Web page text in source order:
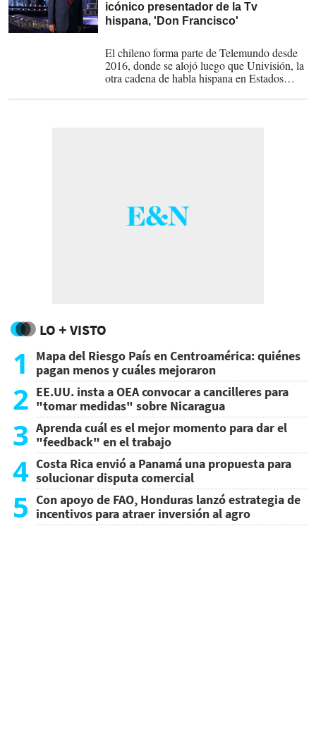
icónico presentador de la Tv
hispana, 'Don Francisco'
El chileno forma parte de Telemundo desde
2016, donde se alojó luego que Univisión, la
otra cadena de habla hispana en Estados
Gigante'. Ahora va a otros proyectos, dice la
LO + VISTO
1
Mapa del Riesgo País en Centroamérica: quiénes
pagan menos y cuáles mejoraron
2 EE.UU. insta a OEA convocar a cancilleres para
"tomar medidas" sobre Nicaragua
3 Aprenda cuál es el mejor momento para dar el
"feedback" en el trabajo
4 Costa Rica envió a Panamá una propuesta para
solucionar disputa comercial
5 Con apoyo de FAO, Honduras lanzó estrategia de
incentivos para atraer inversión al agro